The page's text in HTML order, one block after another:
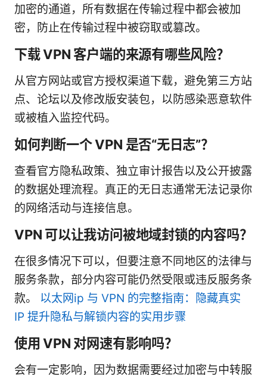
加密的通道，所有数据在传输过程中都会被加
密，防止在传输过程中被窃取或篡改。
下载 VPN 客户端的来源有哪些风险？
从官方网站或官方授权渠道下载，避免第三方站
点、论坛以及修改版安装包，以防感染恶意软件
或被植入监控代码。
如何判断一个 VPN 是否“无日志”？
查看官方隐私政策、独立审计报告以及公开披露
的数据处理流程。真正的无日志通常无法记录你
的网络活动与连接信息。
VPN 可以让我访问被地域封锁的内容吗？
在很多情况下可以，但要注意不同地区的法律与
服务条款，部分内容可能仍然受限或违反服务条
款。 以太网ip 与 VPN 的完整指南：隐藏真实
IP 提升隐私与解锁内容的实用步骤
使用 VPN 对网速有影响吗？
会有一定影响，因为数据需要经过加密与中转服